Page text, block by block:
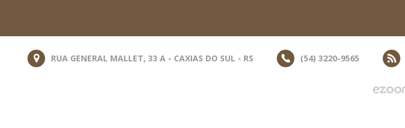
RUA GENERAL MALLET, 33 A - CAXIAS DO SUL - RS (54) 3220-9565